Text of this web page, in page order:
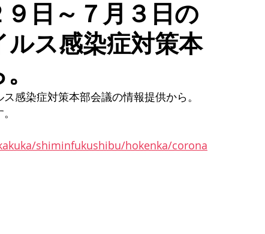
日～７月３日の
ス感染症対策本
感染症対策本部会議の情報提供から。
shiminfukushibu/hokenka/corona